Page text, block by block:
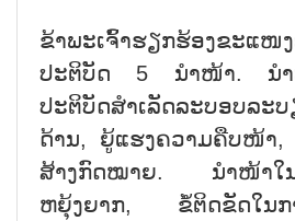
ຂ້າພະເຈົ້າຮຽກຮ້ອງຂະແໜ
ປະຕິບັດ 5 ນຳໜ້າ. ນຳໜ້
ປະຕິບັດສຳເລັດລະບອບລະ
ດ້ານ, ຍູ້ແຮງຄວາມຄືບໜ້າ,
ສ້າງກົດໝາຍ. ນຳໜ້າໃນ
ຫຍຸ້ງຍາກ, ຂໍ້ຕິດຂັດໃນກ